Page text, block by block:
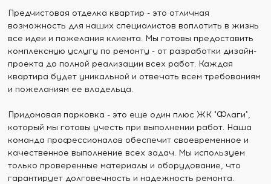
Предчистовая отделка квартир - это отличная
возможность для наших специалистов воплотить в жизнь
все идеи и пожелания клиента. Мы готовы предоставить
комплексную услугу по ремонту - от разработки дизайн-
проекта до полной реализации всех работ. Каждая
квартира будет уникальной и отвечать всем требованиям
и пожеланиям ее владельца.
Придомовая парковка - это еще один плюс ЖК "Флаги",
который мы готовы учесть при выполнении работ. Наша
команда профессионалов обеспечит своевременное и
качественное выполнение всех задач. Мы используем
только проверенные материалы и оборудование, что
гарантирует долговечность и надежность ремонта.